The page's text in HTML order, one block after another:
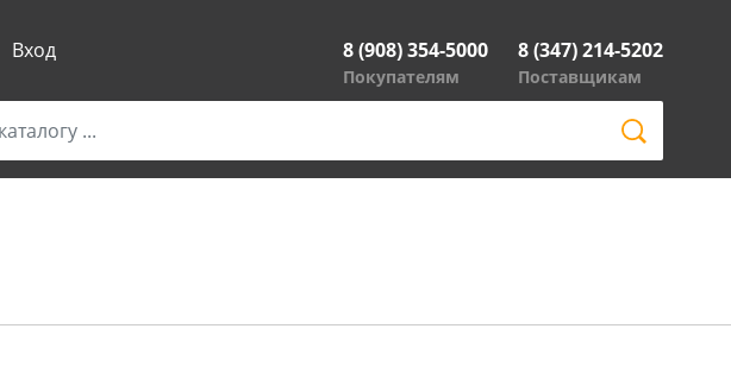
Вход 8 (908) 354-5000
Покупателям
8 (347) 214-5202
Поставщикам